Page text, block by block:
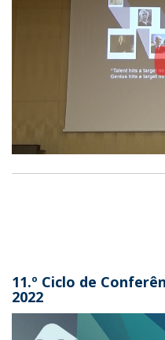
11.º Ciclo de
2022